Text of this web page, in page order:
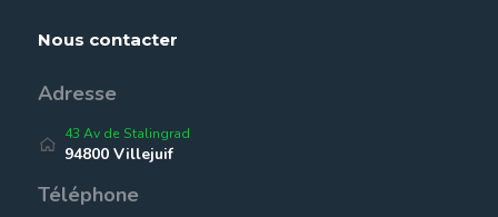
Nous contacter
Adresse
43 Av de Stalingrad
94800 Villejuif
Téléphone